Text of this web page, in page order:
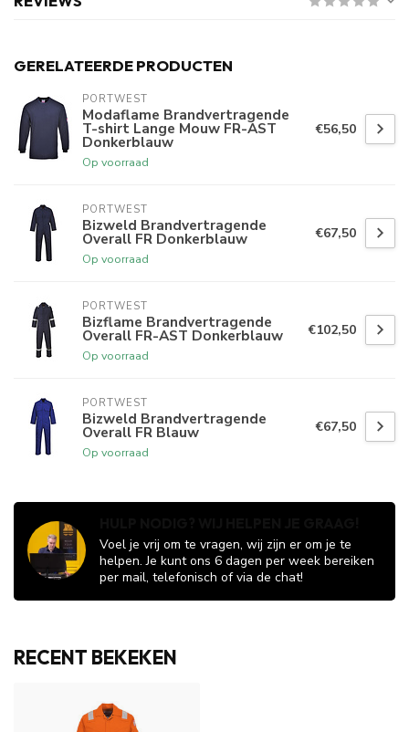
GERELATEERDE PRODUCTEN
PORTWEST
Modaflame Brandvertragende
T-shirt Lange Mouw FR-AST
Donkerblauw
Op voorraad
€56,50
PORTWEST
Bizweld Brandvertragende
Overall FR Donkerblauw
Op voorraad
€67,50
PORTWEST
Bizflame Brandvertragende
Overall FR-AST Donkerblauw
Op voorraad
€102,50
PORTWEST
Bizweld Brandvertragende
Overall FR Blauw
Op voorraad
€67,50
Voel je vrij om te vragen, wij zijn er om je te
helpen. Je kunt ons 6 dagen per week bereiken
per mail, telefonisch of via de chat!
RECENT BEKEKEN